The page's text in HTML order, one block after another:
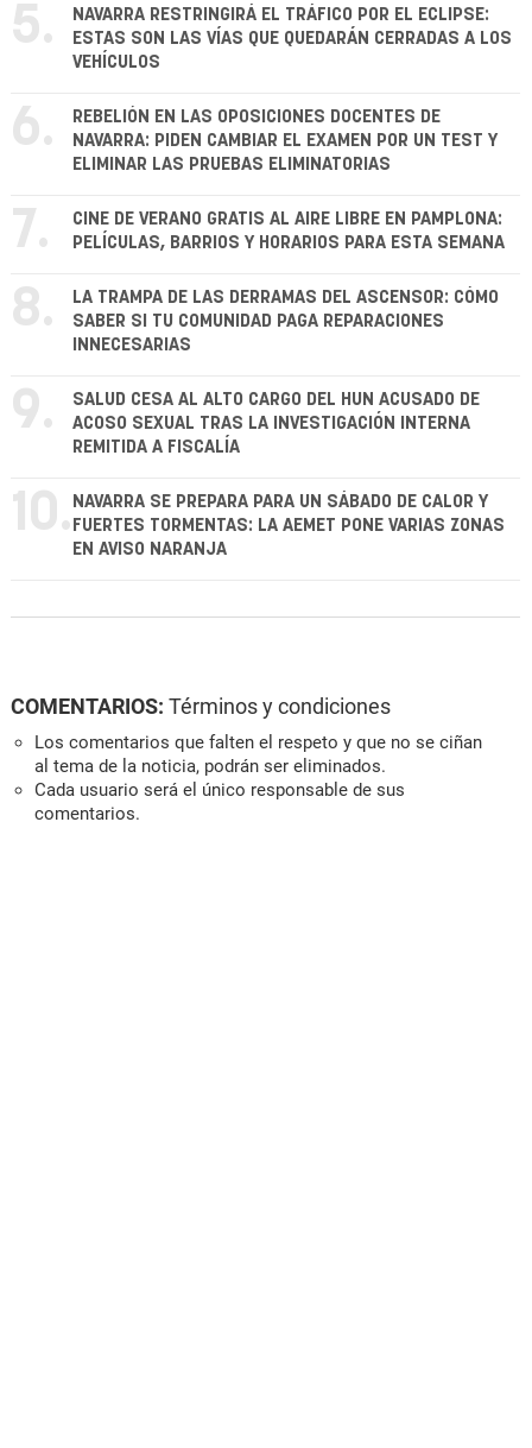
5.
NAVARRA RESTRINGIRÁ EL TRÁFICO POR EL ECLIPSE:
ESTAS SON LAS VÍAS QUE QUEDARÁN CERRADAS A LOS
VEHÍCULOS
6.
REBELIÓN EN LAS OPOSICIONES DOCENTES DE
NAVARRA: PIDEN CAMBIAR EL EXAMEN POR UN TEST Y
ELIMINAR LAS PRUEBAS ELIMINATORIAS
7.
CINE DE VERANO GRATIS AL AIRE LIBRE EN PAMPLONA:
PELÍCULAS, BARRIOS Y HORARIOS PARA ESTA SEMANA
8.
LA TRAMPA DE LAS DERRAMAS DEL ASCENSOR: CÓMO
SABER SI TU COMUNIDAD PAGA REPARACIONES
INNECESARIAS
9.
SALUD CESA AL ALTO CARGO DEL HUN ACUSADO DE
ACOSO SEXUAL TRAS LA INVESTIGACIÓN INTERNA
REMITIDA A FISCALÍA
10. NAVARRA SE PREPARA PARA UN SÁBADO DE CALOR Y
FUERTES TORMENTAS: LA AEMET PONE VARIAS ZONAS
EN AVISO NARANJA
COMENTARIOS: Términos y condiciones
Los comentarios que falten el respeto y que no se ciñan
al tema de la noticia, podrán ser eliminados.
Cada usuario será el único responsable de sus
comentarios.